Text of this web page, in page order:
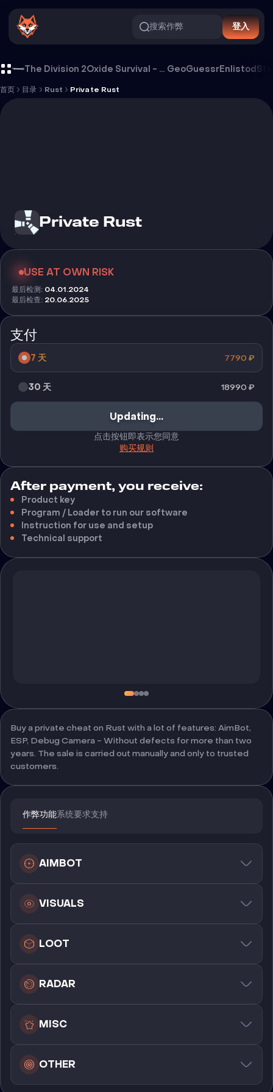
搜索作弊 登入
The Division 2 Oxide Survival - Rust Mobile GeoGuessrEnlistod
首页 目录 Rust Private Rust
Private Rust
USE AT OWN RISK
最后检测: 04.01.2024
最后检查: 20.06.2025
支付
7 天 7790 ₽
30 天 18990 ₽
Updating...
点击按钮即表示您同意
购买规则
After payment, you receive:
Product key
Program / Loader to run our software
Instruction for use and setup
Technical support
Buy a private cheat on Rust with a lot of features: AimBot,
ESP, Debug Camera - Without defects for more than two
years. The sale is carried out manually and only to trusted
customers.
作弊功能系统要求支持
AIMBOT
VISUALS
LOOT
RADAR
MISC
OTHER